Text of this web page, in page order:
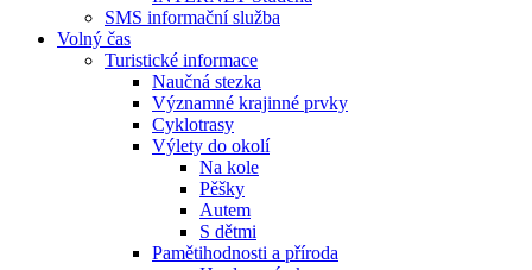
SMS informační služba
Volný čas
Turistické informace
Naučná stezka
Významné krajinné prvky
Cyklotrasy
Výlety do okolí
Na kole
Pěšky
Autem
S dětmi
Pamětihodnosti a příroda